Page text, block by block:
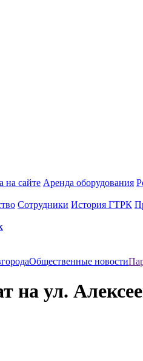
на сайте Аренда оборудования
Сотрудники История ГТРК
Общественные новости
на ул.